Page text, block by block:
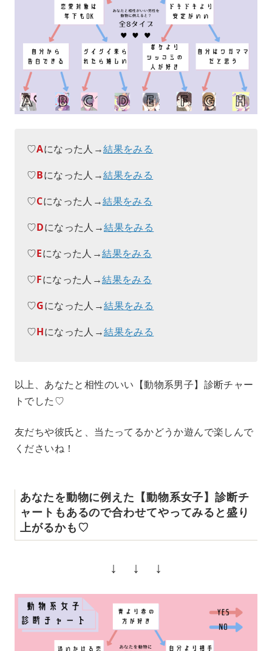
♡Aになった人→結果をみる
♡Bになった人→結果をみる
♡Cになった人→結果をみる
♡Dになった人→結果をみる
♡Eになった人→結果をみる
♡Fになった人→結果をみる
♡Gになった人→結果をみる
♡Hになった人→結果をみる
以上、あなたと相性のいい【動物系男子】診断チャー
トでした♡
友だちや彼氏と、当たってるかどうか遊んで楽しんで
くださいね！
あなたを動物に例えた【動物系女子】診断チ
ャートもあるので合わせてやってみると盛り
上がるかも♡
↓ ↓ ↓